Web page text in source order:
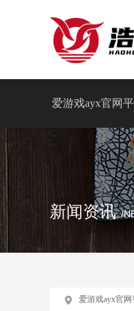
爱游戏ayx官网
新闻资讯/
爱游戏ayx官网